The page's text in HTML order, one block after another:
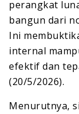
perangkat
bangun dari
Ini
internal
efektif dan
(20/5/2026).
Menurutnya,